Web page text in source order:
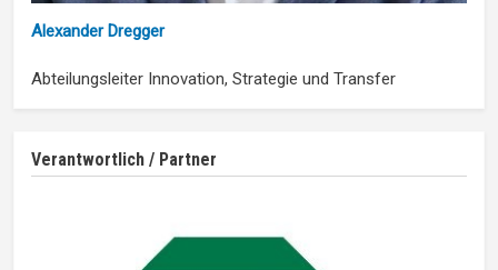
Alexander Dregger
Abteilungsleiter Innovation, Strategie und Transfer
Verantwortlich / Partner